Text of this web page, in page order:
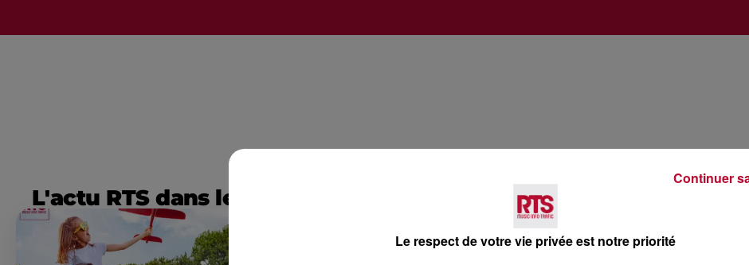
L'actu RTS dans le Sud
Le respect de votre vie privée est notre priorité
Continuer